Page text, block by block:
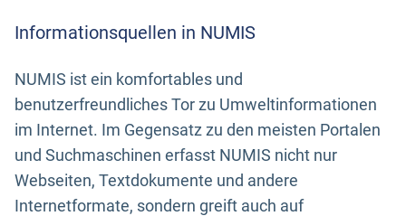
Informationsquellen in NUMIS
NUMIS ist ein komfortables und
benutzerfreundliches Tor zu Umweltinformationen
im Internet. Im Gegensatz zu den meisten Portalen
und Suchmaschinen erfasst NUMIS nicht nur
Webseiten, Textdokumente und andere
Internetformate, sondern greift auch auf